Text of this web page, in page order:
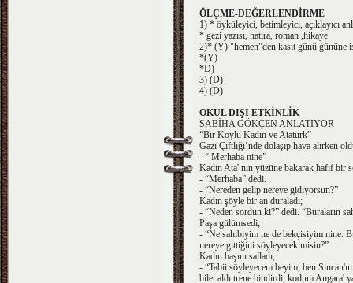
ÖLÇME-DEĞERLENDİRME
1) * öyküleyici, betimleyici, açıklayıcı
* gezi yazısı, hatıra, roman ,hikaye
2)* (Y) "hemen"den kasıt günü gününe
*(Y)
*D)
3) (D)
4) (D)
OKUL DIŞI ETKİNLİK
SABİHA GÖKÇEN ANLATIYOR
“Bir Köylü Kadın ve Atatürk”
Gazi Çiftliği’nde dolaşıp hava alırken
- “ Merhaba nine”
Kadın Ata' nın yüzüne bakarak hafif bir
- “Merhaba” dedi.
- “Nereden gelip nereye gidiyorsun?”
Kadın şöyle bir an duraladı;
- “Neden sordun ki?” dedi. “Buraların
Paşa gülümsedi;
- “Ne sahibiyim ne de bekçisiyim nine.
nereye gittiğini söyleyecek misin?”
Kadın başını salladı;
- “Tabii söyleyecem beyim, ben
bilet aldı trene bindirdi, kodum Angara'